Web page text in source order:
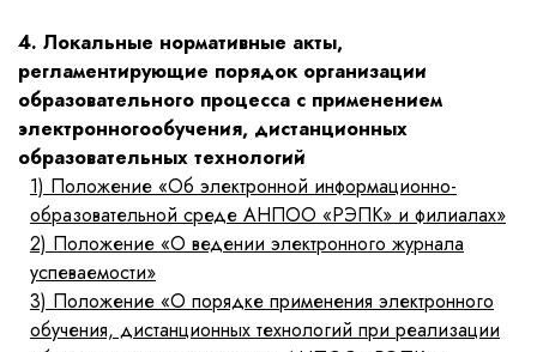
4. Локальные нормативные акты,
регламентирующие порядок организации
образовательного процесса с применением
электронногообучения, дистанционных
образовательных технологий
1) Положение «Об электронной информационно-
образовательной среде АНПОО «РЭПК» и филиалах»
2) Положение «О ведении электронного журнала
успеваемости»
3) Положение «О порядке применения электронного
обучения, дистанционных технологий при реализации